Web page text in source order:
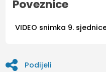
Poveznice
VIDEO snimka 9.
Podijeli